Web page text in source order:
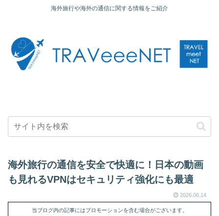
海外旅行や海外の通信に関する情報をご紹介
海外旅行の通信を安全で快適に！日本の動画
も見れるVPNはセキュリティ強化にも最適
2026.06.14
当ブログ内の記事にはプロモーションを含む場合がございます。